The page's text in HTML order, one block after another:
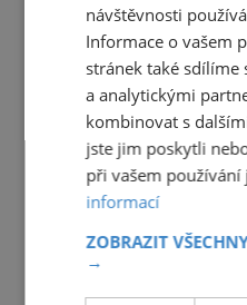
návštěvnosti
Informace o vašem
stránek také
a analytickými
kombinovat s
jste jim poskytli
při vašem
informací
ZOBRAZIT
→